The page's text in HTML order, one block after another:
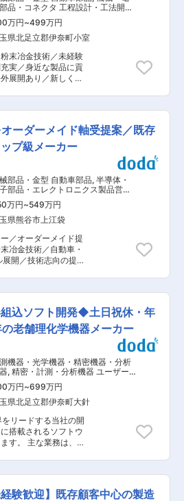
大きな特徴です。 ■
法人）からの問い合
グし、見積・提案・
。 【具体的な
題・ニーズのヒアリ
書の作成、現場説
＞ 電気図面の作
UGS、ケーブル更
備などの設置・更
※経験に応じて段階的
等です。完全受注生
回制作するものが変
にかかわることがで
、北関東、静岡県周
で移動できる範囲が
など遠方の場合は一
場合と宿泊を伴う出
。1回の出張は長く
的な金属加工技術が
るには相応の時間が
から指導しますので
際に社員の8割が未
■働き方に
、メリハリをつけて
り、無駄な残業はさ
なしてきっちり休み
イベートも充実させ
ーな職種のため世間
いと思いますが、産
況にも強く、絶対に
客・納入先は大手工
質はもとより社員の
範囲：会
品・コネクタ 工程設計・工法開
工程改善・IE（機械・金属加工）
万円~499万円
県北足立郡伊奈町小室
末冶金技術／未経験
実／身近な製品に貢
展開あり／新しく快
タ用軸受で世界シェ
、長年培ってきた技
が出来る職種です。
社軸受は100％カス
取り新たな製品を作
図〜量産立上まで担
析・評価試験などを
門など社内ステークホ
、量産化に繋げま
い・座学からスター
ら始めます。新卒採
制が整っており、未
。 ※粉末冶金・焼結
性が高い領域のた
はなく、 「モノの構
： 同社製品は車・冷
品のモーターに必ず
の作ったものが使わ
することができる点
もしくは海外赴任の
本社移転を行いまし
地面積約4倍 ・広い大
働きやすい職場環
てキレイな環境で働
な社内厨房完備 ・
徴：
受及び機械構造部品
や電動工具、家電な
ーダーメイド軸受提案／既存
プ級メーカー
部品・金型 自動車部品, 半導体・
部品・エレクトロニクス製品営業
内） その他法人営業（既存・ルー
ールス中心）
万円~549万円
県熊谷市上江袋
／オーダーメイド提
冶金技術／自動車・
開／技術志向の提案
所配属の営業職を募
新製品PR、納期管理
存8割：新規2割程
車関連メーカー、モ
ー等 ※新規営業は営
って実施する為、飛
あり 約半年程度を想
対応可能） 研修内
計、品質、営業等 ■
務3名在籍 ■魅
ダーメイド。顧客ニ
ーメイド製品を提案
ズを汲み取る力が身
は、金属粉を押し固
期待されます。 ■当
組込ソフト開発◆土日祝休・年
老舗理化学機器メーカー
機器・光学機器・精密機器・分析
, 精密・計測・分析機器 ユーザー
ンタフェース
万円~699万円
県北足立郡伊奈町大針
リードする当社の開
搭載されるソフトウ
す。 主な業務は、
はWindowsを使用
売する理化学機器
じめとする研究施設
経験歓迎】既存顧客中心の製造